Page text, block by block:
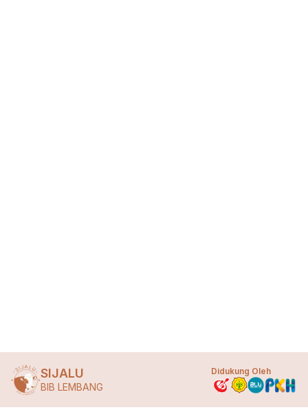
SIJALU
BIB LEMBANG
Didukung Oleh